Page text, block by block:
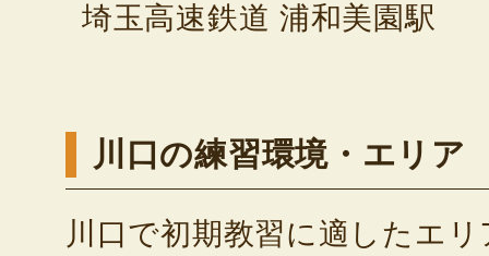
埼玉高速鉄道 浦和美園駅
川口の練習環境・エリア
川口で初期教習に適したエ